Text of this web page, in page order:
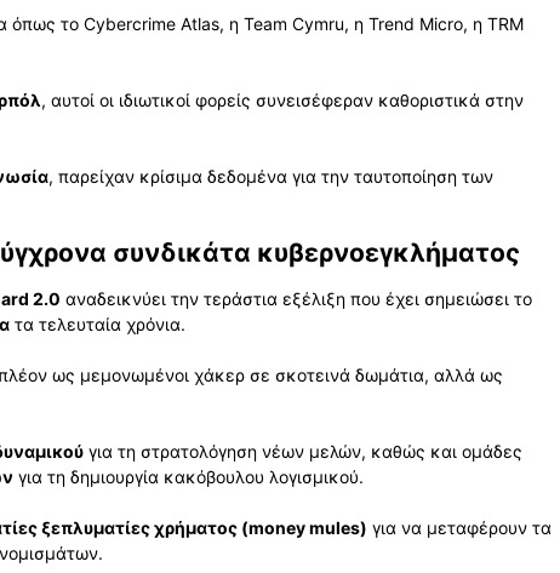
όπως το Cybercrime Atlas, η Team Cymru, η Trend Micro, η TRM
, αυτοί οι ιδιωτικοί φορείς συνεισέφεραν καθοριστικά στην
, παρείχαν κρίσιμα δεδομένα για την ταυτοποίηση των
συνδικάτα κυβερνοεγκλήματος
2.0 αναδεικνύει την τεράστια εξέλιξη που έχει σημειώσει το
τα τελευταία χρόνια.
ως μεμονωμένοι χάκερ σε σκοτεινά δωμάτια, αλλά ως
για τη στρατολόγηση νέων μελών, καθώς και ομάδες
για τη δημιουργία κακόβουλου λογισμικού.
ξεπλυματίες χρήματος (money mules) για να μεταφέρουν τα